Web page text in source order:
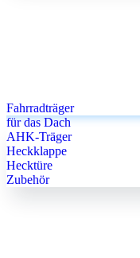
Fahrradträger
für das Dach
AHK-Träger
Heckklappe
Hecktüre
Zubehör